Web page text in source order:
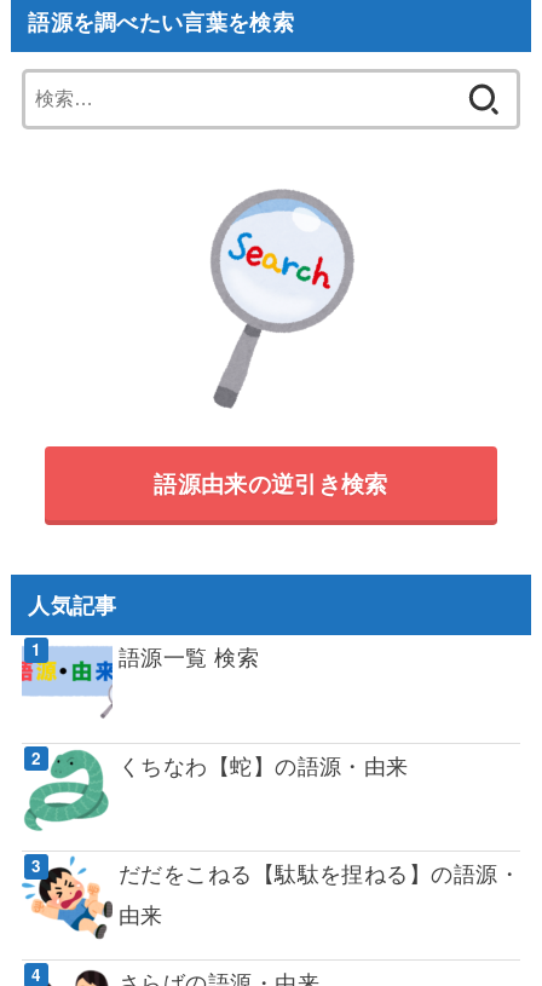
語源を調べたい言葉を検索
索:
語源由来の逆引き検索
人気記事
語源一覧 検索
くちなわ【蛇】の語源・由来
だだをこねる【駄駄を捏ねる】の語源・
由来